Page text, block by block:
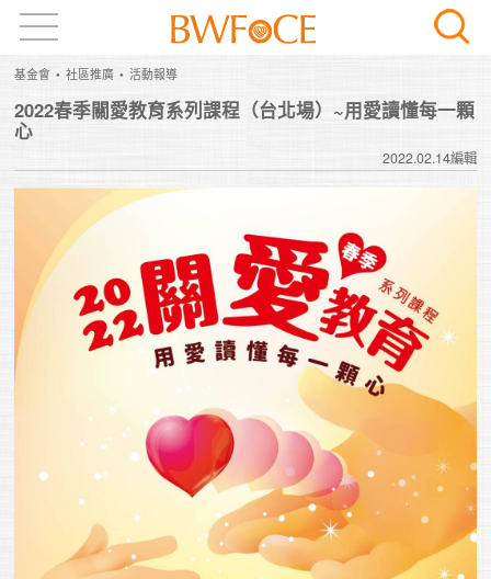
基金會 社區推廣 活動報導
2022春季關愛教育系列課程（台北場）~用愛讀懂每一顆
心
2022.02.14編輯